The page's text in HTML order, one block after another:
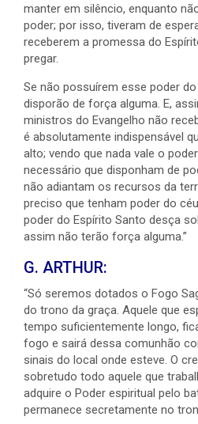
manter em silêncio, enquanto
poder; por isso, tiveram de
receberem a promessa do
pregar.
Se não possuírem esse poder
disporão de força alguma. E,
ministros do Evangelho não
é absolutamente indispensável
alto; vendo que nada vale o
necessário que disponham de
não adiantam os recursos da
preciso que tenham poder do
poder do Espírito Santo desça
assim não terão força alguma.”
G. ARTHUR:
“Só seremos dotados o Fogo
do trono da graça. Aquele que
tempo suficientemente longo,
fogo e sairá dessa comunhão
sinais do local onde esteve. O
sobretudo todo aquele que
adquire o Poder espiritual pelo
permanece secretamente no